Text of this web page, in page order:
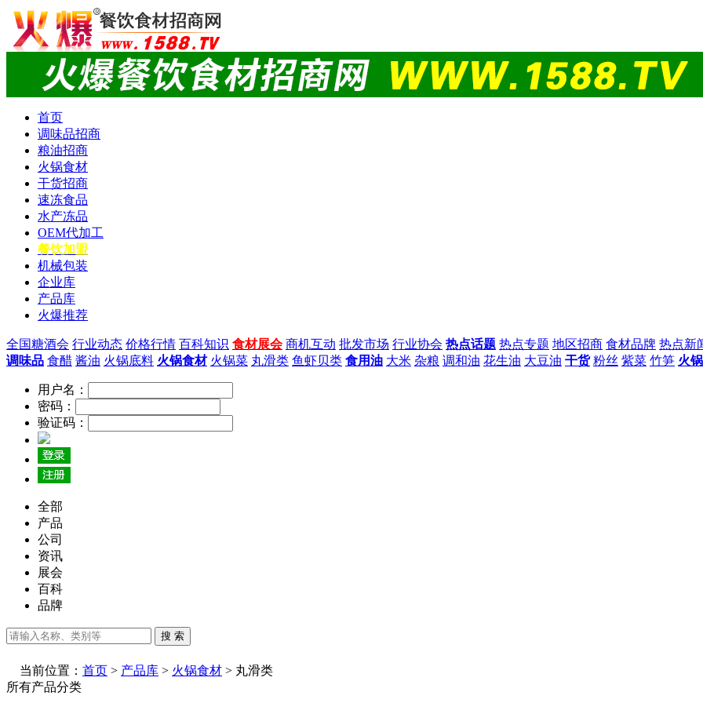
首页
调味品招商
粮油招商
火锅食材
干货招商
速冻食品
水产冻品
OEM代加工
餐饮加盟
机械包装
企业库
产品库
火爆推荐
全国糖酒会 行业动态 价格行情 百科知识 食材展会 商机互动 批发市场 行业协会 热点话题 热点专题 地区招商 食材品牌 热点新
调味品 食醋 酱油 火锅底料 火锅食材 火锅菜 丸滑类 鱼虾贝类 食用油 大米 杂粮 调和油 花生油 大豆油 干货 粉丝 紫菜 竹笋 火
用户名：
密码：
验证码：
全部
产品
公司
资讯
展会
百科
品牌
搜 索
当前位置： 首页 > 产品库 > 火锅食材 > 丸滑类
所有产品分类